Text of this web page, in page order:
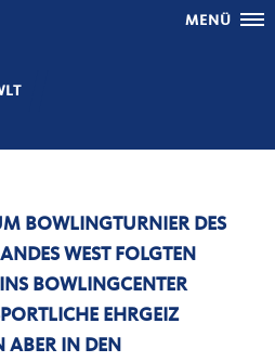
MENÜ
BOWLINGTURNIER DES
WEST FOLGTEN
BOWLINGCENTER
EHRGEIZ
ABER IN DEN